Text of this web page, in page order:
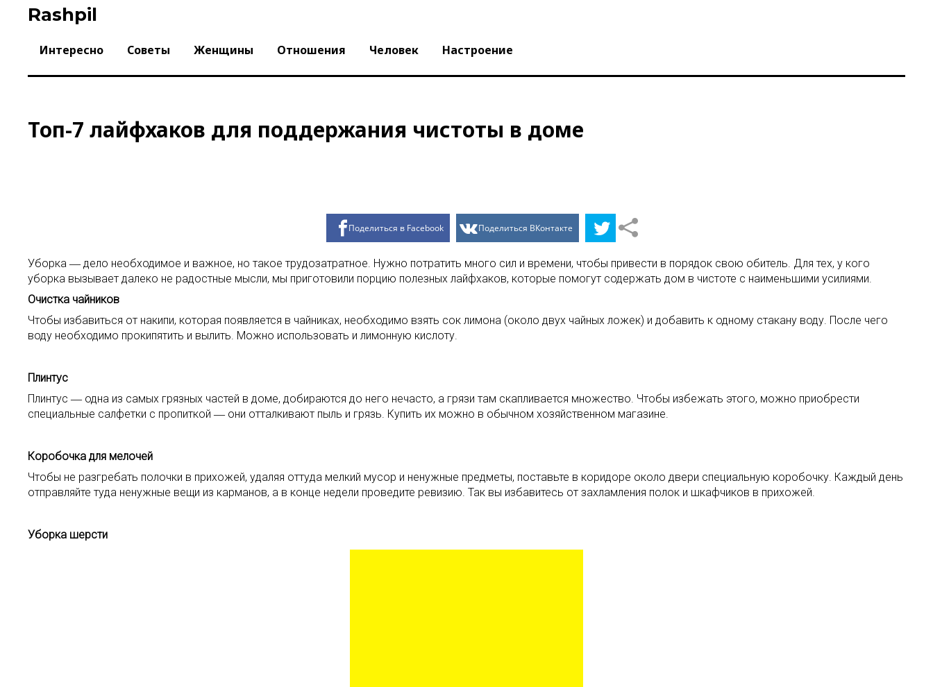
Rashpil
Интересно Советы Женщины Отношения Человек Настроение
Топ-7 лайфхаков для поддержания чистоты в доме
Поделиться в Facebook Поделиться ВКонтакте
Уборка ― дело необходимое и важное, но такое трудозатратное. Нужно потратить много сил и времени, чтобы привести в порядок свою обитель. Для тех, у кого
уборка вызывает далеко не радостные мысли, мы приготовили порцию полезных лайфхаков, которые помогут содержать дом в чистоте с наименьшими усилиями.
Очистка чайников
Чтобы избавиться от накипи, которая появляется в чайниках, необходимо взять сок лимона (около двух чайных ложек) и добавить к одному стакану воду. После чего
воду необходимо прокипятить и вылить. Можно использовать и лимонную кислоту.
Плинтус
Плинтус ― одна из самых грязных частей в доме, добираются до него нечасто, а грязи там скапливается множество. Чтобы избежать этого, можно приобрести
специальные салфетки с пропиткой ― они отталкивают пыль и грязь. Купить их можно в обычном хозяйственном магазине.
Коробочка для мелочей
Чтобы не разгребать полочки в прихожей, удаляя оттуда мелкий мусор и ненужные предметы, поставьте в коридоре около двери специальную коробочку. Каждый день
отправляйте туда ненужные вещи из карманов, а в конце недели проведите ревизию. Так вы избавитесь от захламления полок и шкафчиков в прихожей.
Уборка шерсти